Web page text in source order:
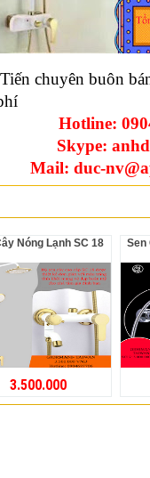
chuyên buôn
Hotline:
Skype:
Mail: duc-
Nóng Lạnh SC 18
3.500.000